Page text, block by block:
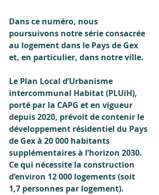
Dans ce numéro, nous
poursuivons notre série consacrée
au logement dans le Pays de Gex
et, en particulier, dans notre ville.
Le Plan Local d’Urbanisme
intercommunal Habitat (PLUiH),
porté par la CAPG et en vigueur
depuis 2020, prévoit de contenir le
développement résidentiel du Pays
de Gex à 20 000 habitants
supplémentaires à l’horizon 2030.
Ce qui nécessite la construction
d’environ 12 000 logements (soit
1,7 personnes par logement).